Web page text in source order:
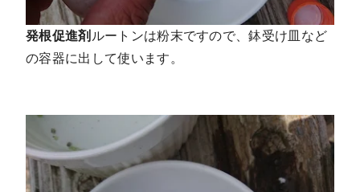
発根促進剤 ルートンは粉末ですので、鉢受け皿など
の容器に出して使います。